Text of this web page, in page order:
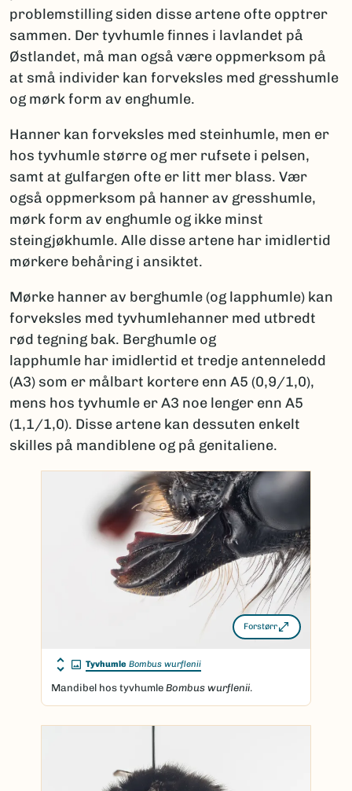
problemstilling siden disse artene ofte opptrer
sammen. Der tyvhumle finnes i lavlandet på
Østlandet, må man også være oppmerksom på
at små individer kan forveksles med gresshumle
og mørk form av enghumle.
Hanner kan forveksles med steinhumle, men er
hos tyvhumle større og mer rufsete i pelsen,
samt at gulfargen ofte er litt mer blass. Vær
også oppmerksom på hanner av gresshumle,
mørk form av enghumle og ikke minst
steingjøkhumle. Alle disse artene har imidlertid
mørkere behåring i ansiktet.
Mørke hanner av berghumle (og lapphumle) kan
forveksles med tyvhumlehanner med utbredt
rød tegning bak. Berghumle og
lapphumle har imidlertid et tredje antenneledd
(A3) som er målbart kortere enn A5 (0,9/1,0),
mens hos tyvhumle er A3 noe lenger enn A5
(1,1/1,0). Disse artene kan dessuten enkelt
skilles på mandiblene og på genitaliene.
Forstørr
Tyvhumle Bombus wurflenii
Mandibel hos tyvhumle Bombus wurflenii.